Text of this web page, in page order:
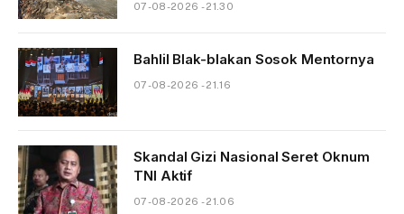
07-08-2026 - 21.30
Bahlil Blak-blakan Sosok Mentornya
07-08-2026 - 21.16
Skandal Gizi Nasional Seret Oknum
TNI Aktif
07-08-2026 - 21.06